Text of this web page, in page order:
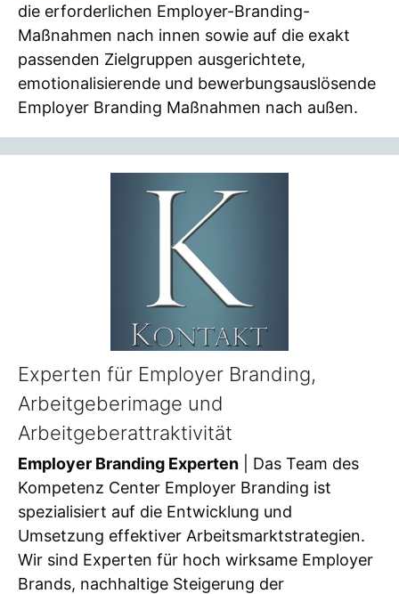
die erforderlichen Employer-Branding-
Maßnahmen nach innen sowie auf die exakt
passenden Zielgruppen ausgerichtete,
emotionalisierende und bewerbungsauslösende
Employer Branding Maßnahmen nach außen.
Experten für Employer Branding,
Arbeitgeberimage und
Arbeitgeberattraktivität
Employer Branding Experten | Das Team des
Kompetenz Center Employer Branding ist
spezialisiert auf die Entwicklung und
Umsetzung effektiver Arbeitsmarktstrategien.
Wir sind Experten für hoch wirksame Employer
Brands, nachhaltige Steigerung der